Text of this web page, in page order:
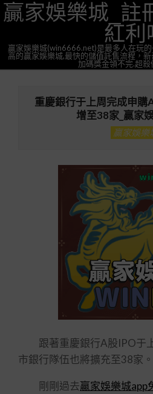
Skip
to贏家娛樂城_註
紅利
贏家娛樂城(win6666.net)是最多人在玩
高的贏家娛樂城,最快的儲值託售流程，
加碼獎金領不完.超
重慶銀行于上周完成申購
增至38家_贏家
贏家娛樂
跟著重慶銀行A股IPO于
市銀行隊伍也將擴充至38家。
剛剛過去贏家娛樂城app